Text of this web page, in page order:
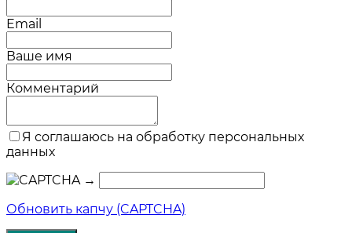
Email
Ваше имя
Комментарий
Я соглашаюсь на обработку персональных
данных
→
Обновить капчу (CAPTCHA)